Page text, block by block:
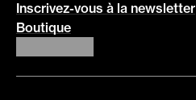
Inscrivez-vous à la newsletter
Boutique